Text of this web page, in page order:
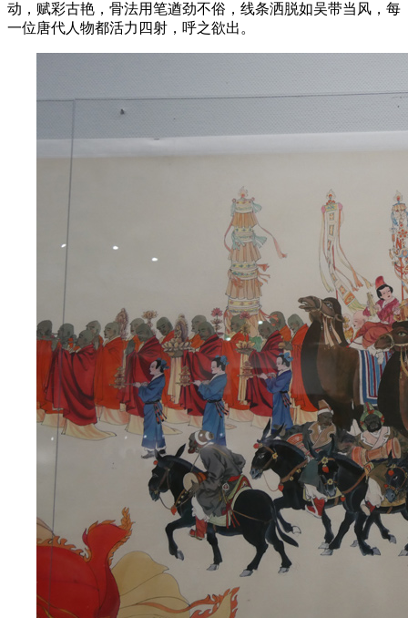
动，赋彩古艳，骨法用笔遒劲不俗，线条洒脱如吴带当风，每
一位唐代人物都活力四射，呼之欲出。